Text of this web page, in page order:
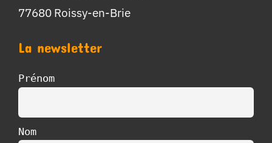
77680 Roissy-en-Brie
La newsletter
Prénom
Nom